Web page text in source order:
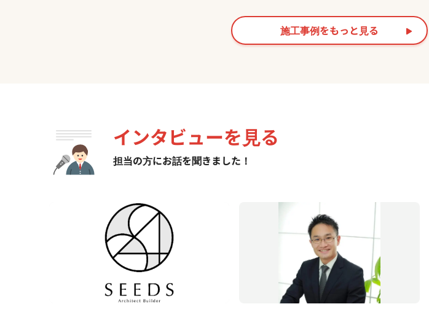
は、住む人の暮らしになじみ、心地よさ
を引き立てます。
施工事例をもっと見る
インタビューを見る
担当の方にお話を聞きました！